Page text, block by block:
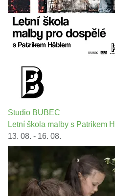
Studio BUBEC
Letní škola malby s Patrikem
13. 08. - 16. 08.